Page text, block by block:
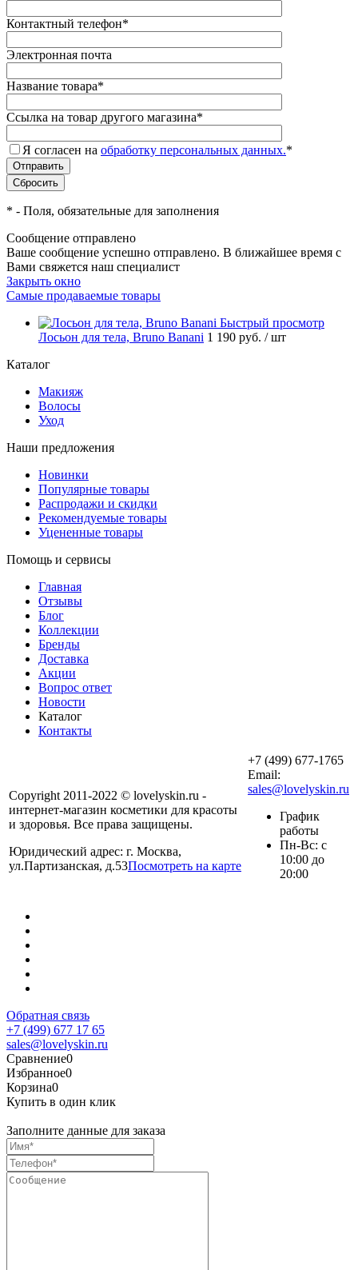
Контактный телефон*
Электронная почта
Название товара*
Ссылка на товар другого магазина*
Я согласен на обработку персональных данных.*
* - Поля, обязательные для заполнения
Сообщение отправлено
Ваше сообщение успешно отправлено. В ближайшее время с
Вами свяжется наш специалист
Закрыть окно
Самые продаваемые товары
Быстрый просмотр
Лосьон для тела, Bruno Banani 1 190 руб. / шт
Каталог
Макияж
Волосы
Уход
Наши предложения
Новинки
Популярные товары
Распродажи и скидки
Рекомендуемые товары
Уцененные товары
Помощь и сервисы
Главная
Отзывы
Блог
Коллекции
Бренды
Доставка
Акции
Вопрос ответ
Новости
Каталог
Контакты
Copyright 2011-2022 © lovelyskin.ru -
интернет-магазин косметики для красоты
и здоровья. Все права защищены.
Юридический адрес: г. Москва,
ул.Партизанская, д.53Посмотреть на карте
+7 (499) 677-1765
Email:
sales@lovelyskin.ru
График
работы
Пн-Вс: с
10:00 до
20:00
Обратная связь
+7 (499) 677 17 65
sales@lovelyskin.ru
Сравнение0
Избранное0
Корзина0
Купить в один клик
Заполните данные для заказа